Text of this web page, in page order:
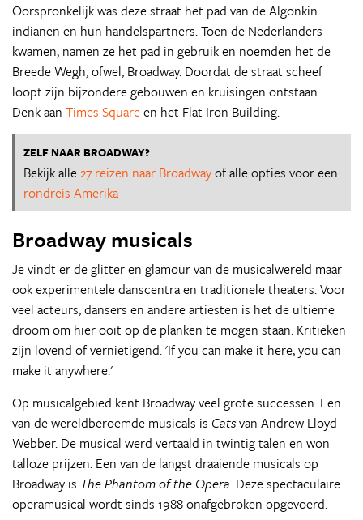
Oorspronkelijk was deze straat het pad van de Algonkin
indianen en hun handelspartners. Toen de Nederlanders
kwamen, namen ze het pad in gebruik en noemden het de
Breede Wegh, ofwel, Broadway. Doordat de straat scheef
loopt zijn bijzondere gebouwen en kruisingen ontstaan.
Denk aan Times Squareen het Flat Iron Building.
ZELF NAAR BROADWAY?
Bekijk alle27 reizen naar Broadwayof alle opties voor een
rondreis Amerika
Broadway musicals
Je vindt er de glitter en glamour van de musicalwereld maar
ook experimentele danscentra en traditionele theaters. Voor
veel acteurs, dansers en andere artiesten is het de ultieme
droom om hier ooit op de planken te mogen staan. Kritieken
zijn lovend of vernietigend. 'If you can make it here, you can
make it anywhere.'
Op musicalgebied kent Broadway veel grote successen. Een
van de wereldberoemde musicals is Catsvan Andrew Lloyd
Webber. De musical werd vertaald in twintig talen en won
talloze prijzen. Een van de langst draaiende musicals op
Broadway is The Phantom of the Opera. Deze spectaculaire
operamusical wordt sinds 1988 onafgebroken opgevoerd.